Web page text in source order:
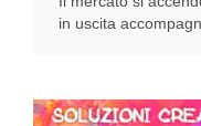
in uscita